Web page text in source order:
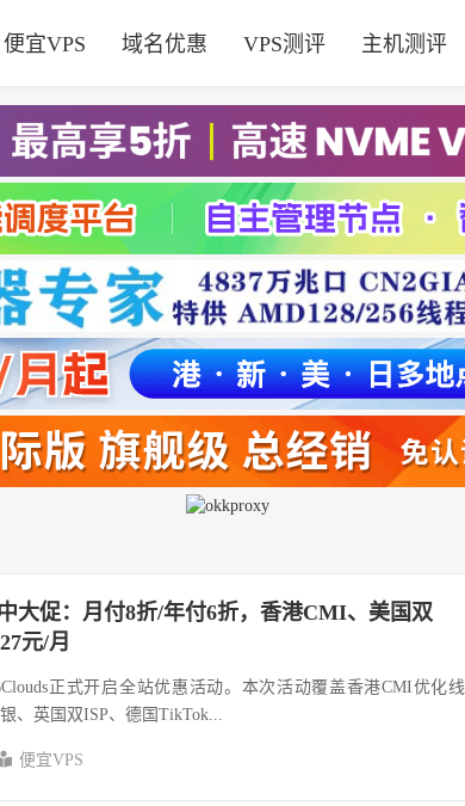
便宜VPS 域名优惠 VPS测评 主机测评
大促：月付8折/年付6折，香港CMI、美国双
元/月
正式开启全站优惠活动。本次活动覆盖香港CMI优化线
、英国双ISP、德国TikTok...
便宜VPS